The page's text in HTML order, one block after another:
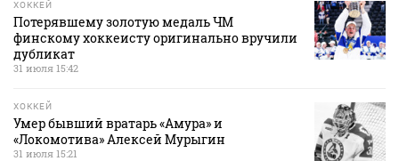
ХОККЕЙ
Потерявшему золотую медаль ЧМ
финскому хоккеисту оригинально вручили
дубликат
31 июля 15:42
ХОККЕЙ
Умер бывший вратарь «Амура» и
«Локомотива» Алексей Мурыгин
31 июля 15:21